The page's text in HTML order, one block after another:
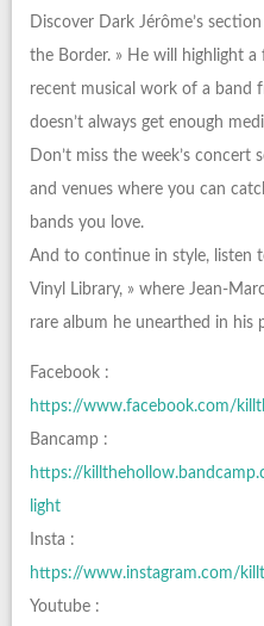
Discover Dark Jérôme’s
the Border. » He will highlight
recent musical work of a band
doesn’t always get enough
Don’t miss the week’s concert
and venues where you can
bands you love.
And to continue in style, listen
Vinyl Library, » where Jean-
rare album he unearthed in his
Facebook :
https://www.facebook.com/
Bancamp :
https://
light
Insta :
https://www.instagram.com/
Youtube :